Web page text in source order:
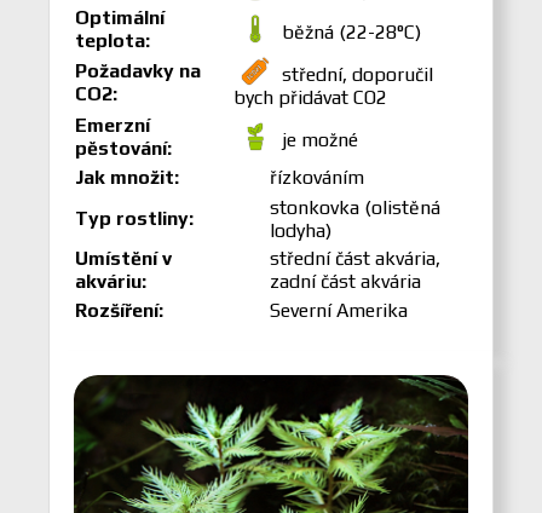
Optimální
teplota:
běžná (22-28°C)
Požadavky na
CO2:
střední, doporučil
bych přidávat CO2
Emerzní
pěstování:
je možné
Jak množit:
řízkováním
Typ rostliny:
stonkovka (olistěná
lodyha)
Umístění v
akváriu:
střední část akvária,
zadní část akvária
Rozšíření:
Severní Amerika